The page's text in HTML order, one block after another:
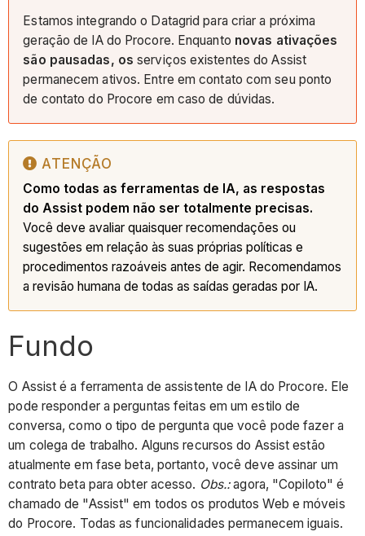
Estamos integrando o Datagrid para criar a próxima
geração de IA do Procore. Enquanto novas ativações
são pausadas, os serviços existentes do Assist
permanecem ativos. Entre em contato com seu ponto
de contato do Procore em caso de dúvidas.
ATENÇÃO
Como todas as ferramentas de IA, as respostas
do Assist podem não ser totalmente precisas.
Você deve avaliar quaisquer recomendações ou
sugestões em relação às suas próprias políticas e
procedimentos razoáveis antes de agir. Recomendamos
a revisão humana de todas as saídas geradas por IA.
Fundo
O Assist é a ferramenta de assistente de IA do Procore. Ele
pode responder a perguntas feitas em um estilo de
conversa, como o tipo de pergunta que você pode fazer a
um colega de trabalho. Alguns recursos do Assist estão
atualmente em fase beta, portanto, você deve assinar um
contrato beta para obter acesso. Obs.:agora, "Copiloto" é
chamado de "Assist" em todos os produtos Web e móveis
do Procore. Todas as funcionalidades permanecem iguais.